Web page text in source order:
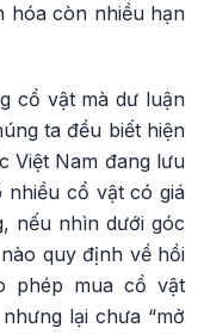
hóa còn nhiều hạn
cổ vật mà dư luận
ta đều biết hiện
Việt Nam đang lưu
cổ vật có giá
nếu nhìn dưới góc
quy định về hồi
phép mua cổ vật
lại chưa “mở